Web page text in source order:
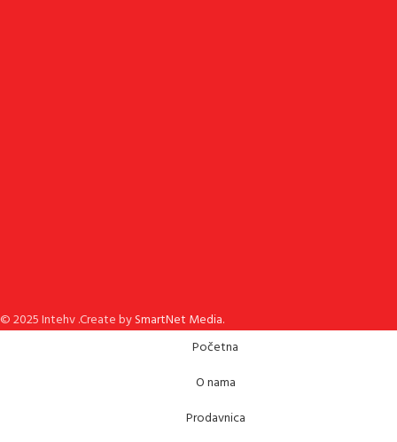
© 2025 Intehv .Create bySmartNet Media.
Početna
O nama
Prodavnica